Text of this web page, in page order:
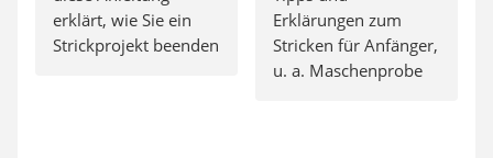
erklärt, wie Sie ein
Strickprojekt beenden
Erklärungen zum
Stricken für Anfänger,
u. a. Maschenprobe